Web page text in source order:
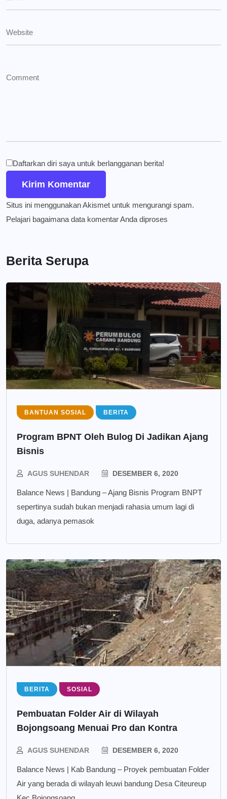
Daftarkan diri saya untuk berlangganan berita!
Situs ini menggunakan Akismet untuk mengurangi spam.
Pelajari bagaimana data komentar Anda diproses
Berita Serupa
BANTUAN SOSIAL BERITA
Program BPNT Oleh Bulog Di Jadikan Ajang
Bisnis
AGUS SUHENDAR DESEMBER 6, 2020
Balance News | Bandung – Ajang Bisnis Program BNPT
sepertinya sudah bukan menjadi rahasia umum lagi di
duga, adanya pemasok
BERITA SOSIAL
Pembuatan Folder Air di Wilayah
Bojongsoang Menuai Pro dan Kontra
AGUS SUHENDAR DESEMBER 6, 2020
Balance News | Kab Bandung – Proyek pembuatan Folder
Air yang berada di wilayah leuwi bandung Desa Citeureup